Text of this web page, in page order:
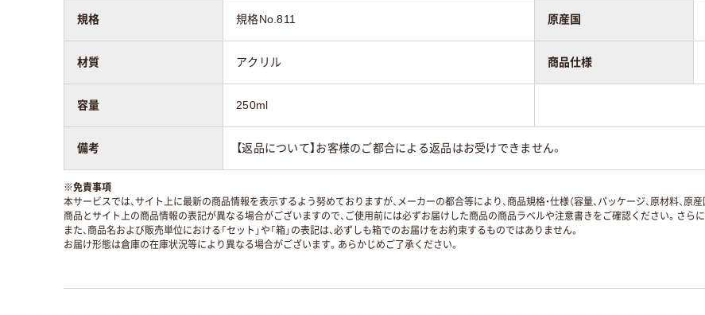
規格 規格No.811 原産国
材質 アクリル 商品仕様
容量 250ml
備考 【返品について】お客様のご都合による返品はお受けできません。
※免責事項
本サービスでは、サイト上に最新の商品情報を表示するよう努めておりますが、メーカーの都合等により、商品規格・仕様（容量、パッケージ、原材料、
商品とサイト上の商品情報の表記が異なる場合がございますので、ご使用前には必ずお届けした商品の商品ラベルや注意書きをご確認ください。さら
また、商品名および販売単位における「セット」や「箱」の表記は、必ずしも箱でのお届けをお約束するものではありません。
お届け形態は倉庫の在庫状況等により異なる場合がございます。あらかじめご了承ください。